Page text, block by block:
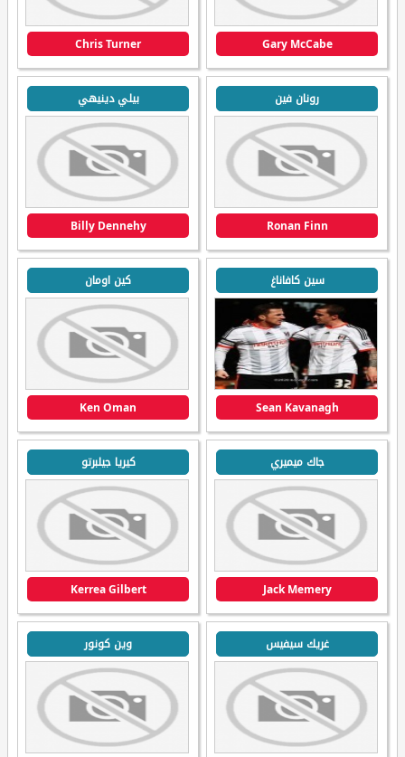
Gary McCabe
Chris Turner
رونان فين
Ronan Finn
بيلي دينيهي
Billy Dennehy
سين كافاناغ
Sean Kavanagh
كين اومان
Ken Oman
جاك ميميري
Jack Memery
كيريا جيلبرتو
Kerrea Gilbert
غريك سيفيس وين كونور